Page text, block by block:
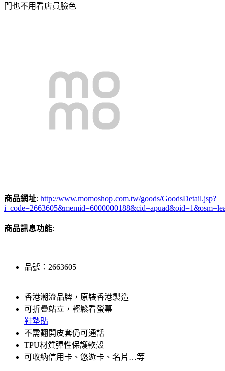
門也不用看店員臉色
商品網址: http://www.momoshop.com.tw/goods/GoodsDetail.jsp?
商品訊息功能:
品號：2663605
香港潮流品牌，原裝香港製造
可折疊站立，輕鬆看螢幕
鞋墊貼
不需翻開皮套仍可通話
TPU材質彈性保護軟殼
可收納信用卡、悠遊卡、名片…等